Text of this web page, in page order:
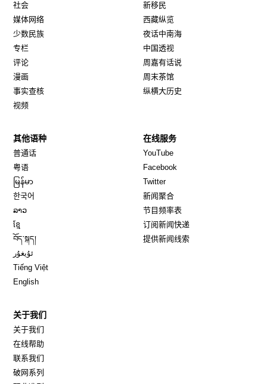
社会
媒体网络
少数民族
专栏
评论
漫画
事实查核
视频
新移民
西藏纵览
夜话中南海
中国透视
周嘉有话说
周末茶馆
纵横大历史
其他语种
普通话
粤语
မြန်မာ
한국어
ລາວ
ខ្មែ
བོད་སྐད།
ئۇيغۇر
Tiếng Việt
English
在线服务
YouTube
Facebook
TwitterOpens in new window
新闻聚合
节目频率表
订阅新闻快递
提供新闻线索
关于我们
关于我们
在线帮助
联系我们
破网系列